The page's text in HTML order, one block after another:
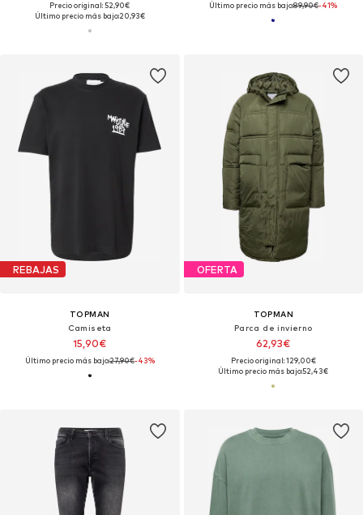
Precio original: 52,90€
Último precio más bajo:20,93€
Último precio más bajo:89,90€-41%
REBAJAS
TOPMAN
Camiseta
15,90€
Último precio más bajo:27,90€-43%
OFERTA
TOPMAN
Parca de invierno
62,93€
Precio original: 129,00€
Último precio más bajo:52,43€